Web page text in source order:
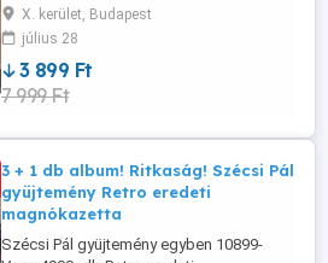
X. kerület, Budapest
július 28
3 899 Ft
7 999 Ft
3 + 1 db album! Ritkaság! Szécsi Pál
gyüjtemény Retro eredeti
magnókazetta
Szécsi Pál gyüjtemény egyben 10899-